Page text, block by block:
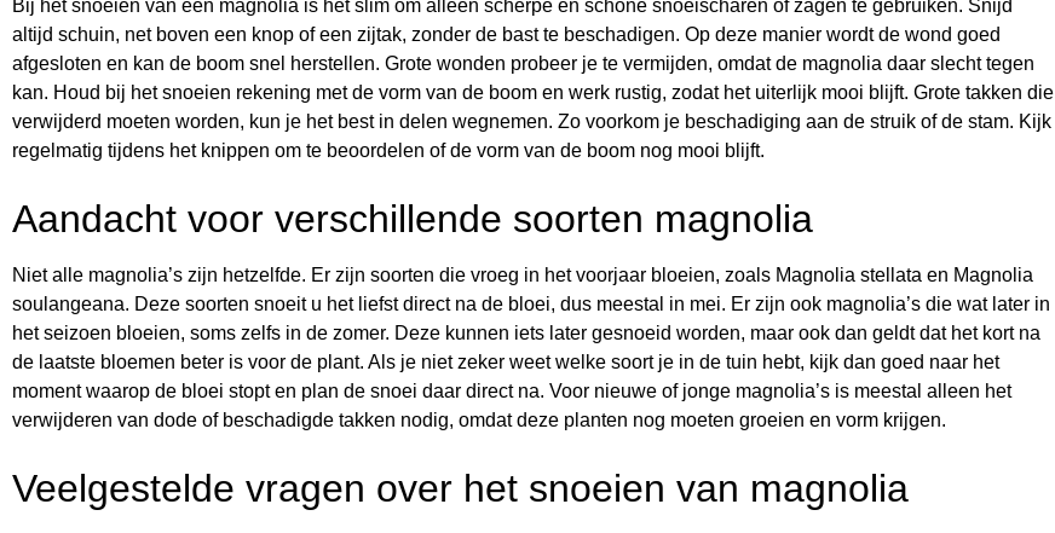
Bij het snoeien van een magnolia is het slim om alleen scherpe en schone snoeischaren of zagen te gebruiken. Snijd
altijd schuin, net boven een knop of een zijtak, zonder de bast te beschadigen. Op deze manier wordt de wond goed
afgesloten en kan de boom snel herstellen. Grote wonden probeer je te vermijden, omdat de magnolia daar slecht tegen
kan. Houd bij het snoeien rekening met de vorm van de boom en werk rustig, zodat het uiterlijk mooi blijft. Grote takken die
verwijderd moeten worden, kun je het best in delen wegnemen. Zo voorkom je beschadiging aan de struik of de stam. Kijk
regelmatig tijdens het knippen om te beoordelen of de vorm van de boom nog mooi blijft.
Aandacht voor verschillende soorten magnolia
Niet alle magnolia’s zijn hetzelfde. Er zijn soorten die vroeg in het voorjaar bloeien, zoals Magnolia stellata en Magnolia
soulangeana. Deze soorten snoeit u het liefst direct na de bloei, dus meestal in mei. Er zijn ook magnolia’s die wat later in
het seizoen bloeien, soms zelfs in de zomer. Deze kunnen iets later gesnoeid worden, maar ook dan geldt dat het kort na
de laatste bloemen beter is voor de plant. Als je niet zeker weet welke soort je in de tuin hebt, kijk dan goed naar het
moment waarop de bloei stopt en plan de snoei daar direct na. Voor nieuwe of jonge magnolia’s is meestal alleen het
verwijderen van dode of beschadigde takken nodig, omdat deze planten nog moeten groeien en vorm krijgen.
Veelgestelde vragen over het snoeien van magnolia